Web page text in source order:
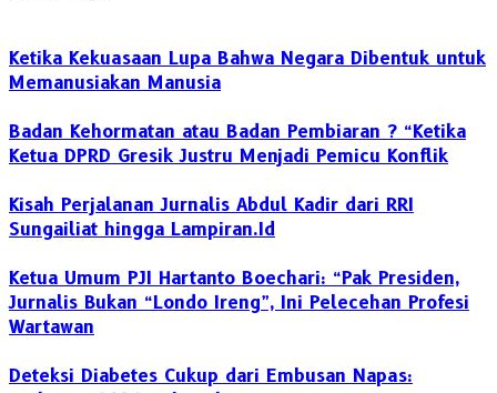
Ketika Kekuasaan Lupa Bahwa Negara Dibentuk untuk
Memanusiakan Manusia
Badan Kehormatan atau Badan Pembiaran ? “Ketika
Ketua DPRD Gresik Justru Menjadi Pemicu Konflik
Kisah Perjalanan Jurnalis Abdul Kadir dari RRI
Sungailiat hingga Lampiran.Id
Ketua Umum PJI Hartanto Boechari: “Pak Presiden,
Jurnalis Bukan “Londo Ireng”, Ini Pelecehan Profesi
Wartawan
Deteksi Diabetes Cukup dari Embusan Napas: